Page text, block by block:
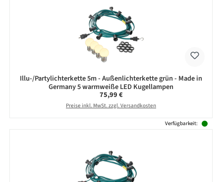
Illu-/Partylichterkette 5m - Außenlichterkette grün - Made in
Germany 5 warmweiße LED Kugellampen
Regulärer Preis:
75,99 €
Preise inkl. MwSt. zzgl. Versandkosten
Verfügbarkeit: